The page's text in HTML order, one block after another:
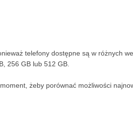
telefony dostępne są w różnych
256 GB lub 512 GB.
żeby porównać możliwości